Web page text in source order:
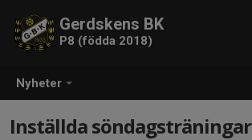
Nyheter
Gerdskens BK
P8 (födda 2018)
Inställda söndagsträningar